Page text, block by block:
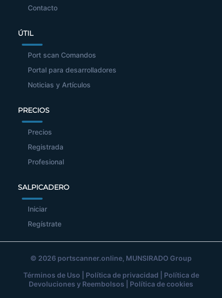
Contacto
ÚTIL
Port scan Comandos
Portal para desarrolladores
Noticias y Artículos
PRECIOS
Precios
Registrada
Profesional
SALPICADERO
Iniciar
Regístrate
© 2026 portscanner.online, MUNSIRADO Group
Términos de Uso
Política de privacidad
Política de
Devoluciones y Reembolsos
Política de cookies